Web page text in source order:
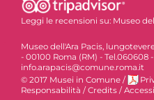
Leggi le recensioni su: Museo
Museo dell'Ara Pacis,
- 00100 Roma (RM) - Tel.060608
info.arapacis@comune.roma.it
© 2017 Musei in Comune /
Responsabilità /Credits /